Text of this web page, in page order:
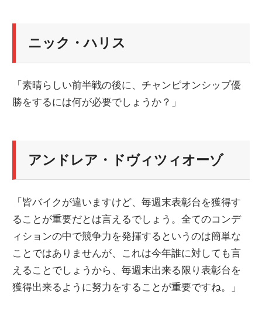
ニック・ハリス
「素晴らしい前半戦の後に、チャンピオンシップ優
勝をするには何が必要でしょうか？」
アンドレア・ドヴィツィオーゾ
「皆バイクが違いますけど、毎週末表彰台を獲得す
ることが重要だとは言えるでしょう。全てのコンデ
ィションの中で競争力を発揮するというのは簡単な
ことではありませんが、これは今年誰に対しても言
えることでしょうから、毎週末出来る限り表彰台を
獲得出来るように努力をすることが重要ですね。」